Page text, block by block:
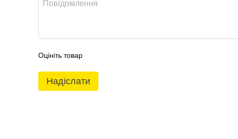
Оцініть товар
Надіслати